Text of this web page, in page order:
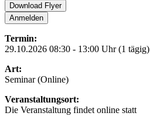
Download Flyer
Anmelden
Termin:
29.10.2026 08:30 - 13:00 Uhr (1 tägig)
Art:
Seminar (Online)
Veranstaltungsort:
Die Veranstaltung findet online statt